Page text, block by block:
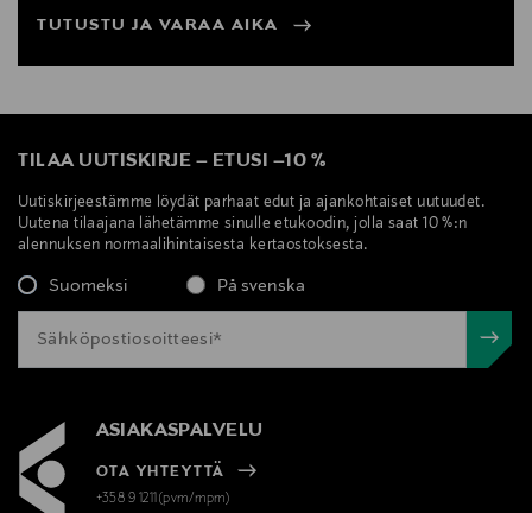
TUTUSTU JA VARAA AIKA
TILAA UUTISKIRJE – ETUSI –10 %
Uutiskirjeestämme löydät parhaat edut ja ajankohtaiset uutuudet.
Uutena tilaajana lähetämme sinulle etukoodin, jolla saat 10 %:n
alennuksen normaalihintaisesta kertaostoksesta.
Suomeksi På svenska
ASIAKASPALVELU
OTA YHTEYTTÄ
+358 9 1211(pvm/mpm)